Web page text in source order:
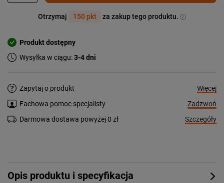
Otrzymaj 150 pkt za zakup tego produktu.
Produkt dostępny
Wysyłka w ciągu:3-4 dni
Zapytaj o produkt
Więcej
Fachowa pomoc specjalisty
Zadzwoń
Darmowa dostawa powyżej 0 zł
Szczegóły
Opis produktu i specyfikacja